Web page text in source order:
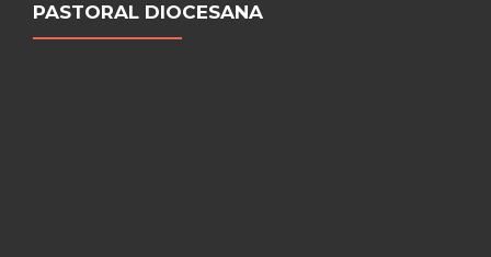
PASTORAL DIOCESANA